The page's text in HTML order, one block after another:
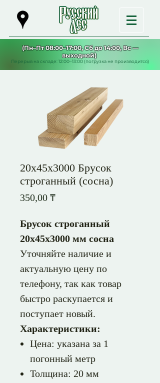
(Пн–Пт 08:00–17:00, Сб до 14:00, Вс —
выходной)
Перерыв на складе: 12:00–13:00 (погрузка не производится)
20х45х3000 Брусок
строганный (сосна)
350,00 ₸Цена
Брусок строганный
20х45х3000 мм сосна
Уточняйте наличие и
актуальную цену по
телефону, так как товар
быстро раскупается и
поступает новый.
Характеристики:
Цена: указана за 1
погонный метр
Толщина: 20 мм